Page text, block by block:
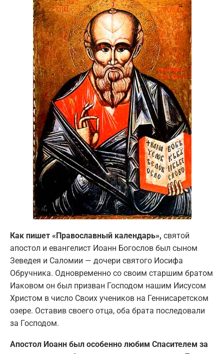
Как пишет «Православный календарь», святой
апостол и евангелист Иоанн Богослов был сыном
Зеведея и Саломии — дочери святого Иосифа
Обручника. Одновременно со своим старшим братом
Иаковом он был призван Господом нашим Иисусом
Христом в число Своих учеников на Геннисаретском
озере. Оставив своего отца, оба брата последовали
за Господом.
Апостол Иоанн был особенно любим Спасителем за